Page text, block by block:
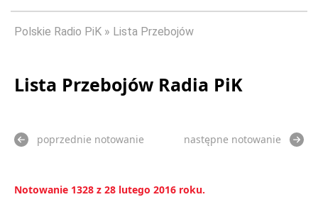
Polskie Radio PiK Lista Przebojów
Lista Przebojów Radia PiK
poprzednie notowanie następne notowanie
Notowanie 1328 z 28 lutego 2016 roku.